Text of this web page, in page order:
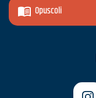
Opuscoli